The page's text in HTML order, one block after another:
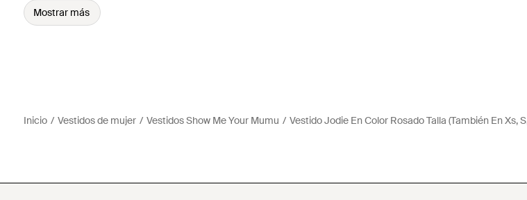
Mostrar más
Inicio Vestidos de mujer Vestidos Show Me Your Mumu Vestido Jodie En Color Rosado Talla (También En Xs,